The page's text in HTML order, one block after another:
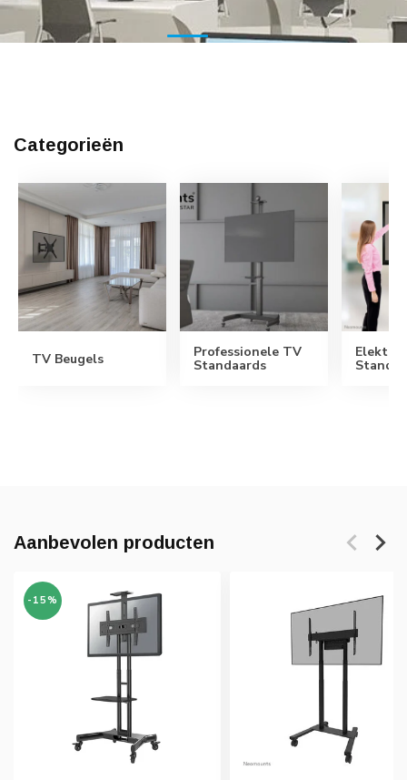
Categorieën
TV Beugels Professionele TV
Standaards
Aanbevolen producten
-15%